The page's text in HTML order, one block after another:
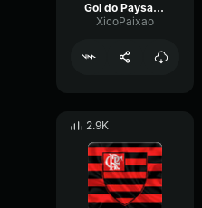
Gol do Paysandu Iarley em cima do Boca Juniors
XicoPaixao
2.9K